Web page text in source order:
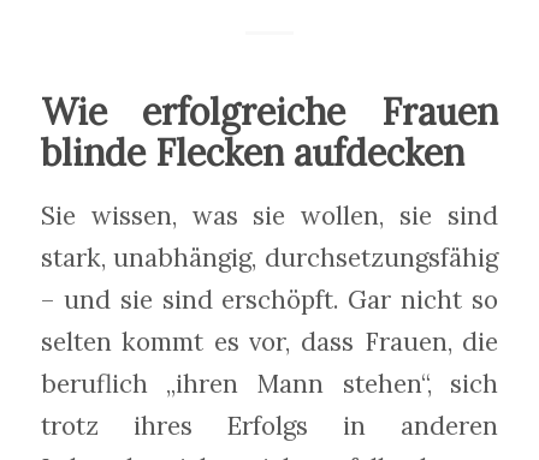
Wie erfolgreiche Frauen
blinde Flecken aufdecken
Sie wissen, was sie wollen, sie sind
stark, unabhängig, durchsetzungsfähig
– und sie sind erschöpft. Gar nicht so
selten kommt es vor, dass Frauen, die
beruflich „ihren Mann stehen“, sich
trotz ihres Erfolgs in anderen